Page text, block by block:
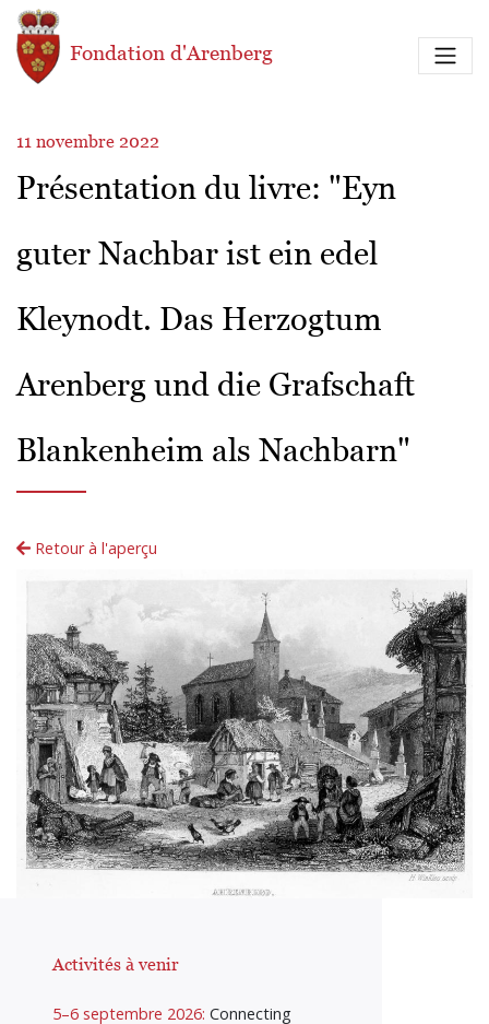
Aller au contenu principal
Fondation d'Arenberg
11 novembre 2022
Présentation du livre: "Eyn
guter Nachbar ist ein edel
Kleynodt. Das Herzogtum
Arenberg und die Grafschaft
Blankenheim als Nachbarn"
Retour à l'aperçu
Activités à venir
5–6 septembre 2026: Connecting